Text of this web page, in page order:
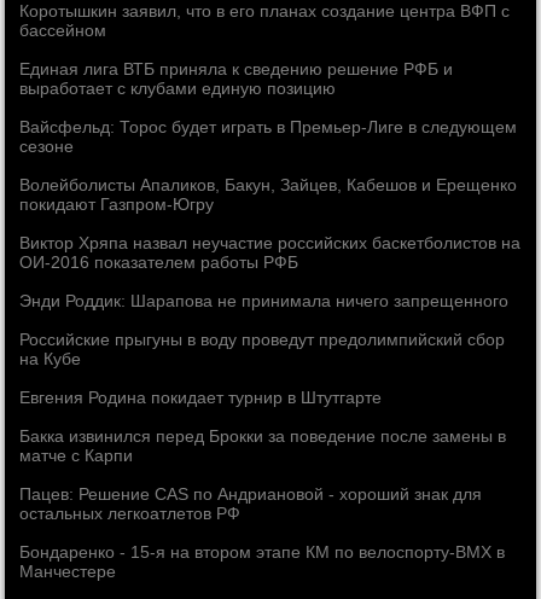
Коротышкин заявил, что в его планах создание центра ВФП с
бассейном
Единая лига ВТБ приняла к сведению решение РФБ и
выработает с клубами единую позицию
Вайсфельд: Торос будет играть в Премьер-Лиге в следующем
сезоне
Волейболисты Апаликов, Бакун, Зайцев, Кабешов и Ерещенко
покидают Газпром-Югру
Виктор Хряпа назвал неучастие российских баскетболистов на
ОИ-2016 показателем работы РФБ
Энди Роддик: Шарапова не принимала ничего запрещенного
Российские прыгуны в воду проведут предолимпийский сбор
на Кубе
Евгения Родина покидает турнир в Штутгарте
Бакка извинился перед Брокки за поведение после замены в
матче с Карпи
Пацев: Решение CAS по Андриановой - хороший знак для
остальных легкоатлетов РФ
Бондаренко - 15-я на втором этапе КМ по велоспорту-BMX в
Манчестере